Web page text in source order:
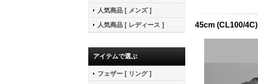
人気商品 [ メンズ ]
人気商品 [ レディース ]
アイテムで選ぶ
フェザー [ リング ]
45cm (CL100/4C)